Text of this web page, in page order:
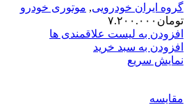
گروه ایران خودرویی, موتوری خودرو
تومان ۷.۲۰۰.۰۰۰
افزودن به لیست علاقمندی ها
افزودن به سبد خرید
نمایش سریع
مقایسه